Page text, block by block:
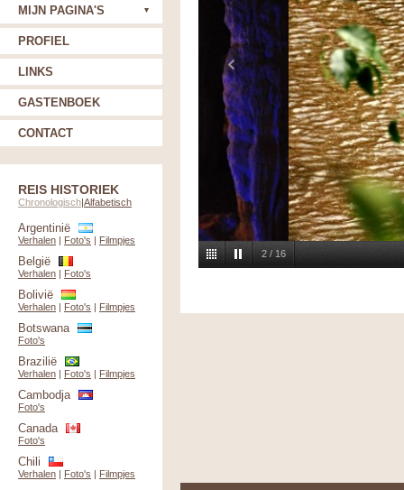
2 / 16
MIJN PAGINA'S
PROFIEL
LINKS
GASTENBOEK
CONTACT
REIS HISTORIEK
Chronologisch|Alfabetisch
Argentinië
Verhalen | Foto's | Filmpjes
België
Verhalen | Foto's
Bolivië
Verhalen | Foto's | Filmpjes
Botswana
Foto's
Brazilië
Verhalen | Foto's | Filmpjes
Cambodja
Foto's
Canada
Foto's
Chili
Verhalen | Foto's | Filmpjes